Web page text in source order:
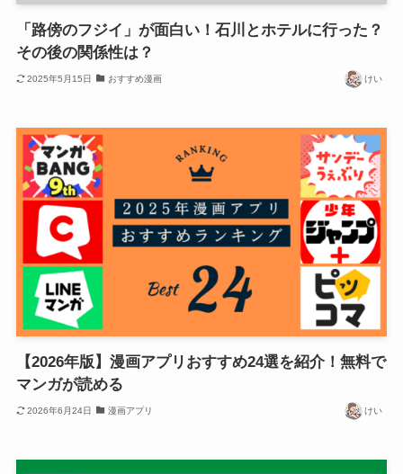
「路傍のフジイ」が面白い！石川とホテルに行った？
その後の関係性は？
2025年5月15日 おすすめ漫画 けい
【2026年版】漫画アプリおすすめ24選を紹介！無料で
マンガが読める
2026年6月24日 漫画アプリ けい